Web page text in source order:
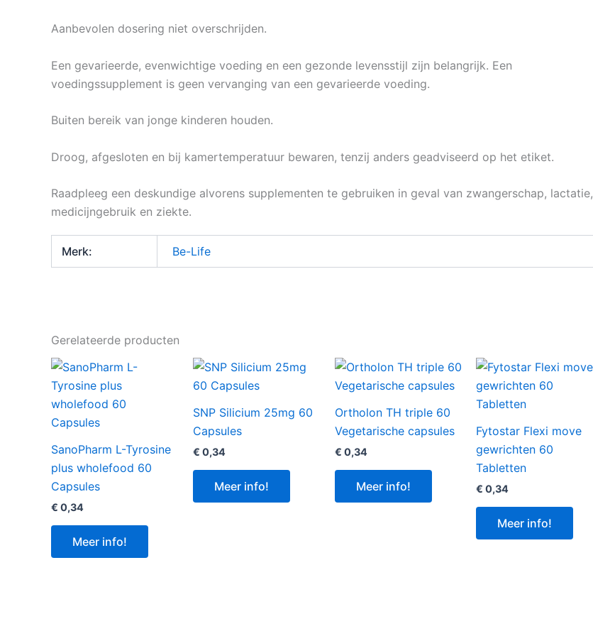
Aanbevolen dosering niet overschrijden.
Een gevarieerde, evenwichtige voeding en een gezonde levensstijl zijn belangrijk. Een
voedingssupplement is geen vervanging van een gevarieerde voeding.
Buiten bereik van jonge kinderen houden.
Droog, afgesloten en bij kamertemperatuur bewaren, tenzij anders geadviseerd op het etiket.
Raadpleeg een deskundige alvorens supplementen te gebruiken in geval van zwangerschap, lactatie,
medicijngebruik en ziekte.
Merk: Be-Life
Gerelateerde producten
SanoPharm L-Tyrosine
plus wholefood 60
Capsules
€ 0,34
Meer info!
SNP Silicium 25mg 60
Capsules
€ 0,34
Meer info!
Ortholon TH triple 60
Vegetarische capsules
€ 0,34
Meer info!
Fytostar Flexi move
gewrichten 60
Tabletten
€ 0,34
Meer info!